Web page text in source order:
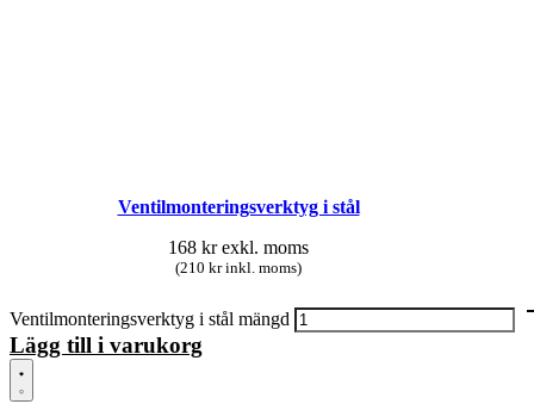
Ventilmonteringsverktyg i stål
168 kr exkl. moms
(210 kr inkl. moms)
Ventilmonteringsverktyg i stål mängd
Lägg till i varukorg